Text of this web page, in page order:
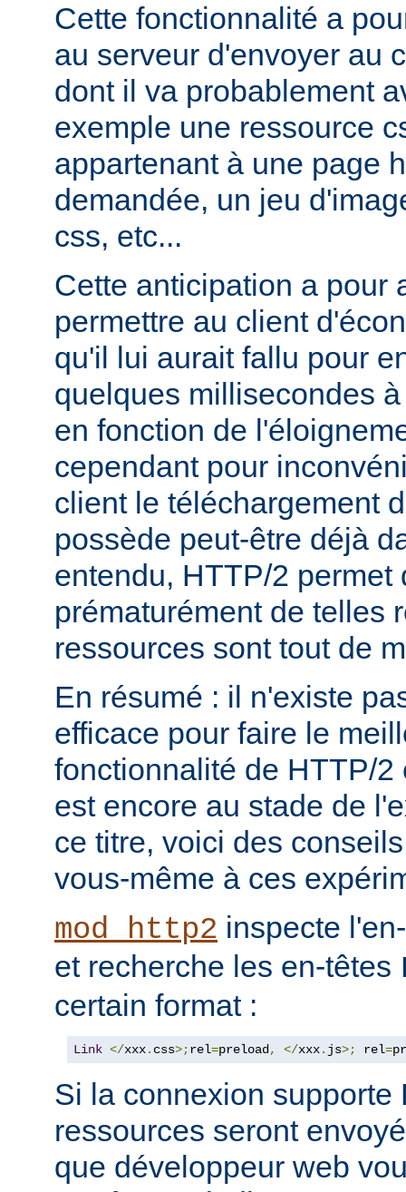
Cette fonctionnalité a
au serveur d'envoyer au
dont il va probablement
exemple une ressource
appartenant à une page
demandée, un jeu
css, etc...
Cette anticipation a pour
permettre au client
qu'il lui aurait fallu pour
quelques millisecondes
en fonction de
cependant pour
client le téléchargement
possède peut-être déjà
entendu, HTTP/2 permet
prématurément de telles
ressources sont tout de
En résumé : il n'existe
efficace pour faire le
fonctionnalité de HTTP/2
est encore au stade de
ce titre, voici des
vous-même à ces
mod_http2 inspecte
et recherche les en-têtes
certain format :
Link </xxx. css>;rel=preload, </xxx. js>; rel=
Si la connexion supporte
ressources seront
que développeur web